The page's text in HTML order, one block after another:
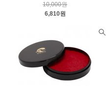
10,000원
6,810원